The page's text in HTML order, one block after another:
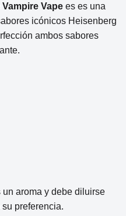
Vampire Vape es es una
icónicos Heisenberg
ambos sabores
un aroma y debe diluirse
preferencia.